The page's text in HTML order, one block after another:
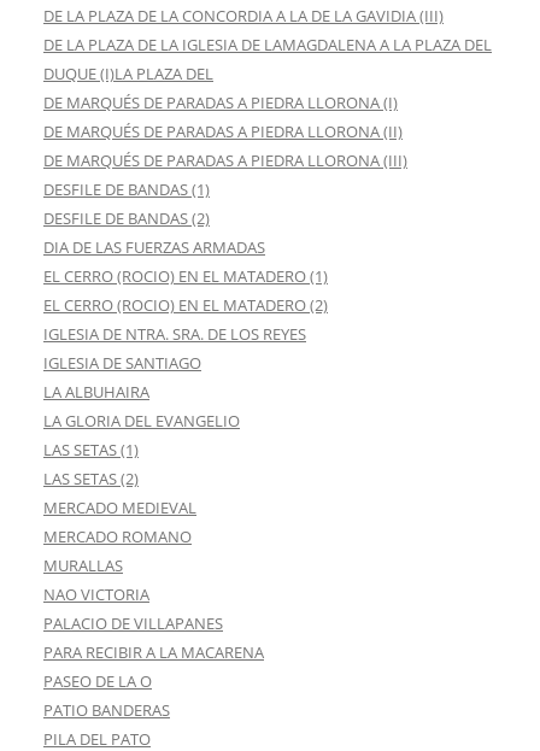
DE LA PLAZA DE LA CONCORDIA A LA DE LA GAVIDIA (III)
DE LA PLAZA DE LA IGLESIA DE LAMAGDALENA A LA PLAZA DEL
DUQUE (I)LA PLAZA DEL
DE MARQUÉS DE PARADAS A PIEDRA LLORONA (I)
DE MARQUÉS DE PARADAS A PIEDRA LLORONA (II)
DE MARQUÉS DE PARADAS A PIEDRA LLORONA (III)
DESFILE DE BANDAS (1)
DESFILE DE BANDAS (2)
DIA DE LAS FUERZAS ARMADAS
EL CERRO (ROCIO) EN EL MATADERO (1)
EL CERRO (ROCIO) EN EL MATADERO (2)
IGLESIA DE NTRA. SRA. DE LOS REYES
IGLESIA DE SANTIAGO
LA ALBUHAIRA
LA GLORIA DEL EVANGELIO
LAS SETAS (1)
LAS SETAS (2)
MERCADO MEDIEVAL
MERCADO ROMANO
MURALLAS
NAO VICTORIA
PALACIO DE VILLAPANES
PARA RECIBIR A LA MACARENA
PASEO DE LA O
PATIO BANDERAS
PILA DEL PATO